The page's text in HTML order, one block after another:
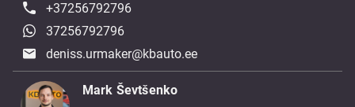
+37256792796
37256792796
deniss.urmaker@kbauto.ee
Mark Ševtšenko